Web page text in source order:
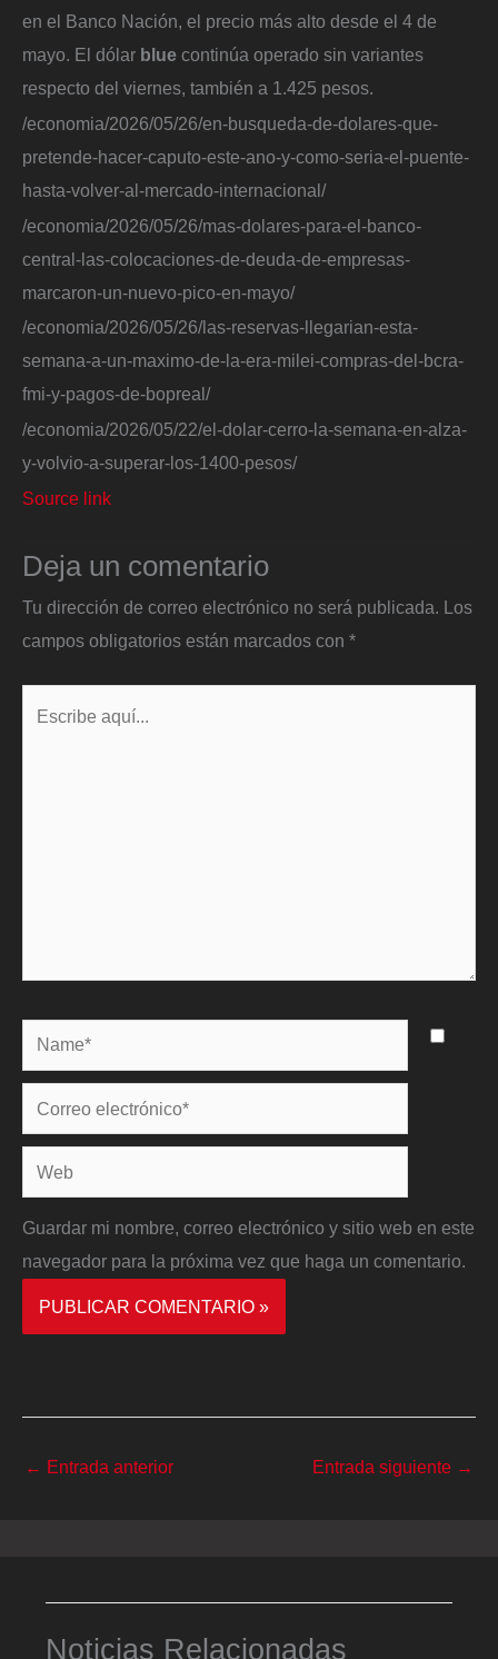
en el Banco Nación, el precio más alto desde el 4 de
mayo. El dólar blue continúa operado sin variantes
respecto del viernes, también a 1.425 pesos.
/economia/2026/05/26/en-busqueda-de-dolares-que-
pretende-hacer-caputo-este-ano-y-como-seria-el-puente-
hasta-volver-al-mercado-internacional/
/economia/2026/05/26/mas-dolares-para-el-banco-
central-las-colocaciones-de-deuda-de-empresas-
marcaron-un-nuevo-pico-en-mayo/
/economia/2026/05/26/las-reservas-llegarian-esta-
semana-a-un-maximo-de-la-era-milei-compras-del-bcra-
fmi-y-pagos-de-bopreal/
/economia/2026/05/22/el-dolar-cerro-la-semana-en-alza-
y-volvio-a-superar-los-1400-pesos/
Source link
Deja un comentario
Tu dirección de correo electrónico no será publicada. Los
campos obligatorios están marcados con *
Name*
Correo
electrónico*
Web
Guardar mi nombre, correo electrónico y sitio web en este
navegador para la próxima vez que haga un comentario.
← Entrada anterior Entrada siguiente →
Noticias Relacionadas